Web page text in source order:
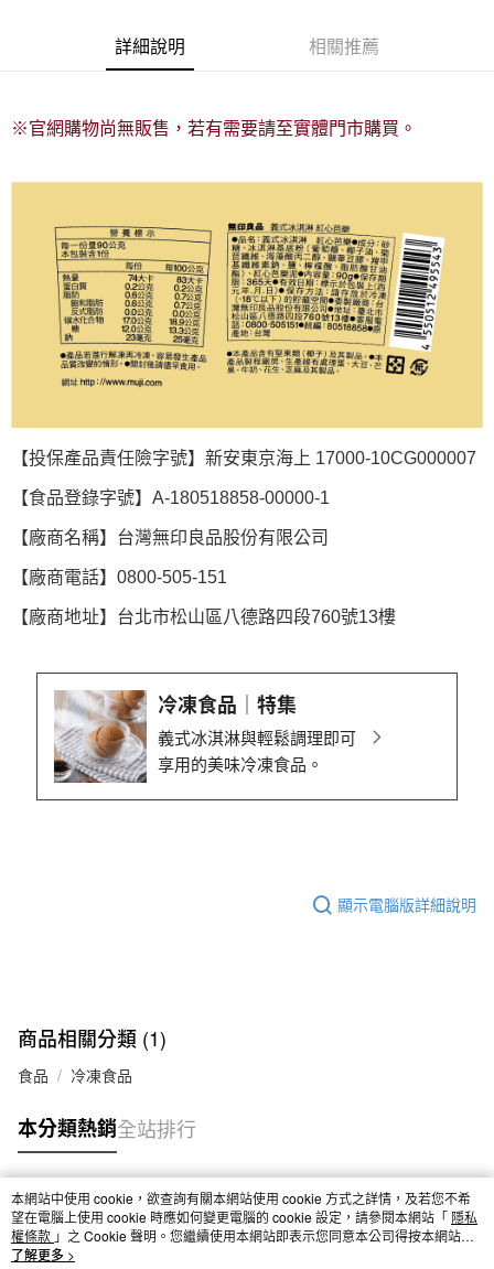
詳細說明 相關推薦
※官網購物尚無販售，若有需要請至實體門市購買。
【投保產品責任險字號】新安東京海上 17000-10CG000007
【食品登錄字號】A-180518858-00000-1
【廠商名稱】台灣無印良品股份有限公司
【廠商電話】0800-505-151
【廠商地址】台北市松山區八德路四段760號13樓
冷凍食品│特集
義式冰淇淋與輕鬆調理即可
享用的美味冷凍食品。
顯示電腦版詳細說明
商品相關分類 (1)
食品 冷凍食品
本分類熱銷全站排行
熱門標籤
本網站中使用 cookie，欲查詢有關本網站使用 cookie 方式之詳情，及若您不希
望在電腦上使用 cookie 時應如何變更電腦的 cookie 設定，請參閱本網站「 隱私
權條款 」之 Cookie 聲明。您繼續使用本網站即表示您同意本公司得按本網站使
用條款之 Cookie 聲明使用 cookie。
了解更多 >